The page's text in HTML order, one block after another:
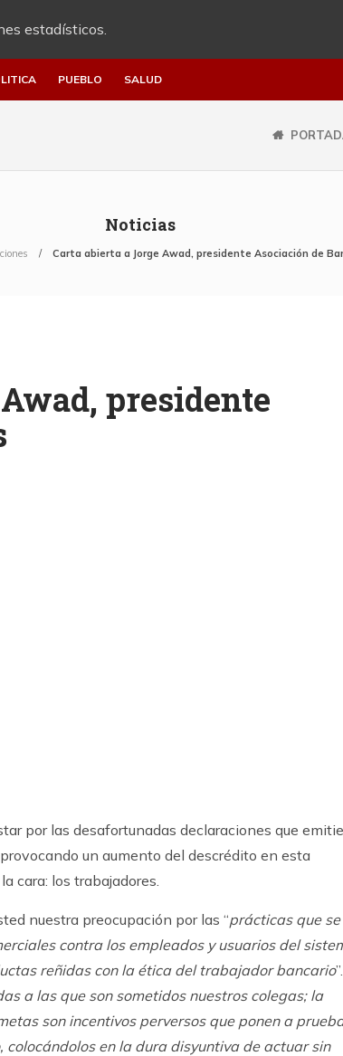
estadísticos.
PUEBLO SALUD
Noticias
Carta abierta a Jorge Awad, presidente Asociación de
presidente
por las desafortunadas declaraciones que
un aumento del descrédito en esta
cara: los trabajadores.
nuestra preocupación por las “prácticas que se
contra los empleados y usuarios del
reñidas con la ética del trabajador bancario”.
a las que son sometidos nuestros colegas; la
son incentivos perversos que ponen a
en la dura disyuntiva de actuar sin